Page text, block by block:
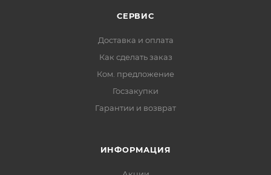
СЕРВИС
Доставка и оплата
Как сделать заказ
Ком. предложение
Госзакупки
Гарантии и возврат
ИНФОРМАЦИЯ